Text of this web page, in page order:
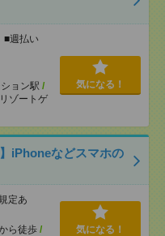
■週払い
ョン駅 /
リゾートゲ
気になる！
iPhoneなどスマホの
定あ
ら徒歩 / 気になる！